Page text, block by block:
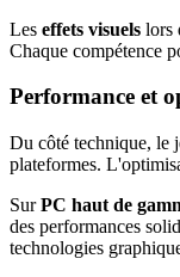
Les effets visuels lors
Chaque compétence
Performance et
Du côté technique, le
plateformes.
SurPC haut de
des performances
technologies